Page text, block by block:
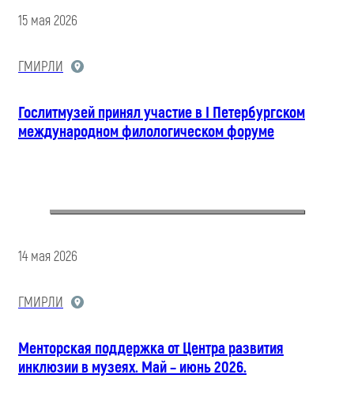
15 мая 2026
ГМИРЛИ
Гослитмузей принял участие в I Петербургском
международном филологическом форуме
14 мая 2026
ГМИРЛИ
Менторская поддержка от Центра развития
инклюзии в музеях. Май – июнь 2026.